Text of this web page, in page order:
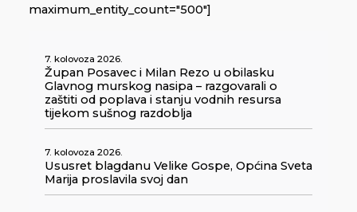
maximum_entity_count="500"]
7. kolovoza 2026.
Župan Posavec i Milan Rezo u obilasku
Glavnog murskog nasipa – razgovarali o
zaštiti od poplava i stanju vodnih resursa
tijekom sušnog razdoblja
7. kolovoza 2026.
Ususret blagdanu Velike Gospe, Općina Sveta
Marija proslavila svoj dan